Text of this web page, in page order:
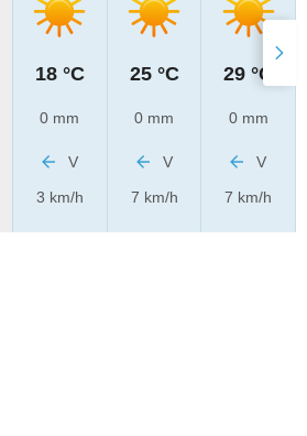
18 °C
0 mm
V
3 km/h
25 °C
0 mm
V
7 km/h
29 °C
0 mm
V
7 km/h